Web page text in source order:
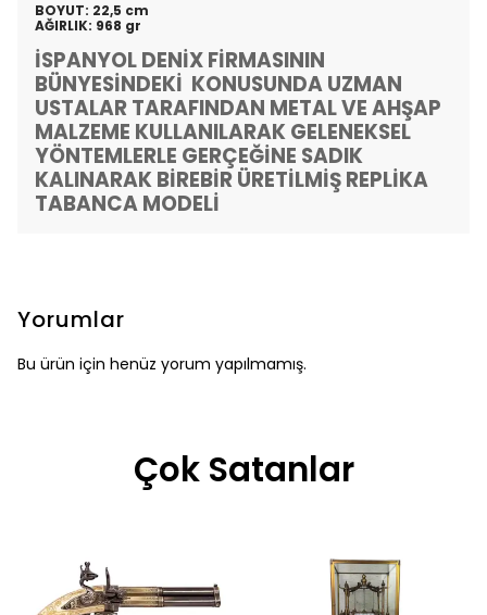
BOYUT: 22,5 cm
AĞIRLIK: 968 gr
İSPANYOL DENİX FİRMASININ
BÜNYESİNDEKİ KONUSUNDA UZMAN
USTALAR TARAFINDAN METAL VE AHŞAP
MALZEME KULLANILARAK GELENEKSEL
YÖNTEMLERLE GERÇEĞİNE SADIK
KALINARAK BİREBİR ÜRETİLMİŞ REPLİKA
TABANCA MODELİ
Yorumlar
Bu ürün için henüz yorum yapılmamış.
Çok Satanlar